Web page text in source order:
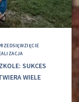
SUKCES
WIELE